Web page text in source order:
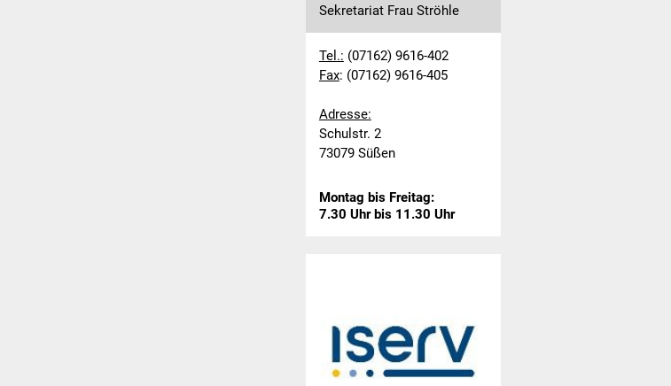
Sekretariat Frau Ströhle
Tel.: (07162) 9616-402
Fax: (07162) 9616-405
Adresse:
Schulstr. 2
73079 Süßen
Montag bis Freitag:
7.30 Uhr bis 11.30 Uhr